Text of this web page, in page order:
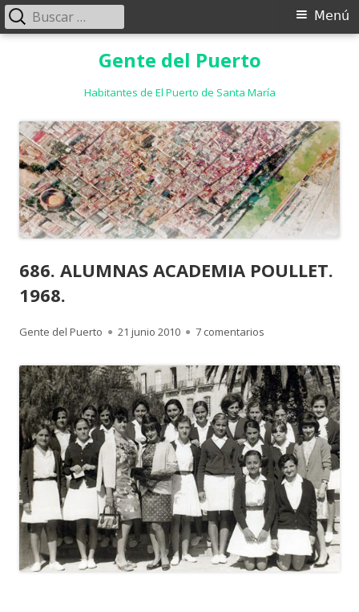
Gente del Puerto
Habitantes de El Puerto de Santa María
Menú
Menú
Buscar:
686. ALUMNAS ACADEMIA POULLET.
1968.
Autor
Gente del Puerto
Publicado
21 junio 2010 7 comentarios